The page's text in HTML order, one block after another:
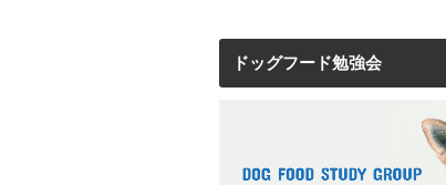
ドッグフード勉強会